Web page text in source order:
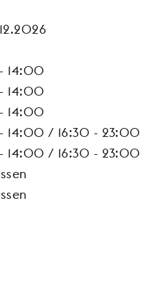
14:00
14:00
14:00
/ 16:30 - 23:00
/ 16:30 - 23:00